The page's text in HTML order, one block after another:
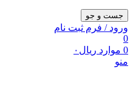
جست و جو
ورود / فرم ثبت نام
0
0 موارد ریال ۰
منو